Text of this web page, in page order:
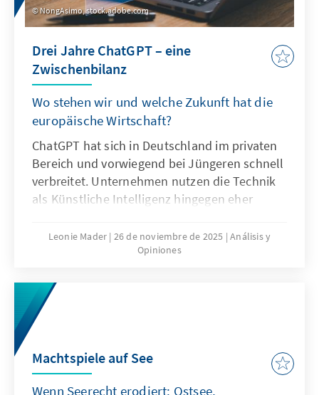
NongAsimo, stock.adobe.com
Drei Jahre ChatGPT – eine
Zwischenbilanz
Wo stehen wir und welche Zukunft hat die
europäische Wirtschaft?
ChatGPT hat sich in Deutschland im privaten
Bereich und vorwiegend bei Jüngeren schnell
verbreitet. Unternehmen nutzen die Technik
als Künstliche Intelligenz hingegen eher
hierfür sind nicht nur technische
Eigenschaften von ChatGPT, sondern auch
oder die Spezifikation. Für Europa geht es
deshalb nicht darum, ChatGPT mit
Verzögerung nachzubauen. Vielmehr gilt es
außereuropäische so anzupassen, dass sie als
Produkte besser zu den institutionalisierten
Leonie Mader 26 de noviembre de 2025 Análisis y
Opiniones
Machtspiele auf See
Wenn Seerecht erodiert: Ostsee,